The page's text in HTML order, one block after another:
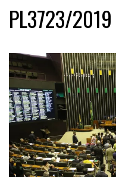
PL3723/2019